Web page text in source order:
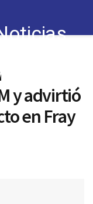
y advirtió
en Fray